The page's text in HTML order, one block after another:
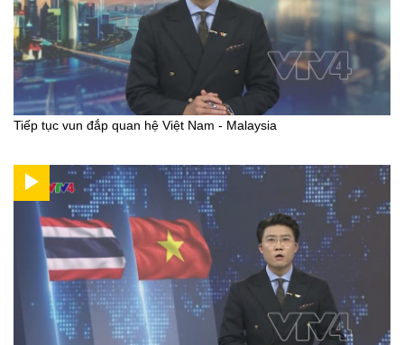
Tiếp tục vun đắp quan hệ Việt Nam - Malaysia